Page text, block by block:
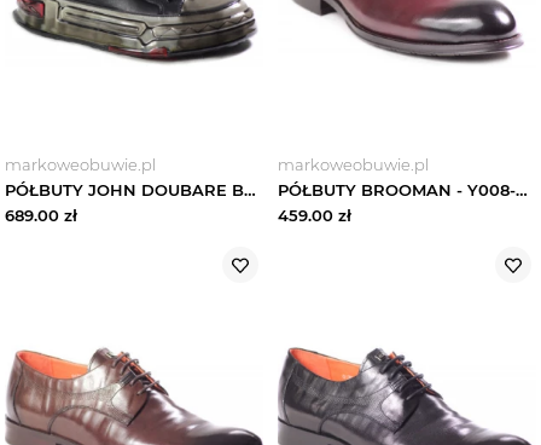
markoweobuwie.pl
PÓŁBUTY JOHN DOUBARE BY BROOMAN - 9699 BLACK
689.00 zł
markoweobuwie.pl
PÓŁBUTY BROOMAN - Y008-27-A16 Bordowy
459.00 zł